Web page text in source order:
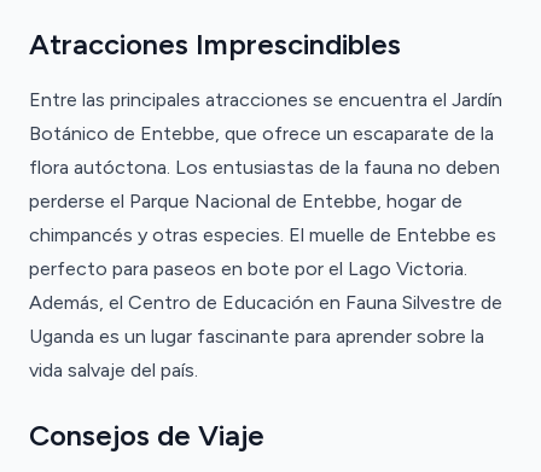
Atracciones Imprescindibles
Entre las principales atracciones se encuentra el Jardín
Botánico de Entebbe, que ofrece un escaparate de la
flora autóctona. Los entusiastas de la fauna no deben
perderse el Parque Nacional de Entebbe, hogar de
chimpancés y otras especies. El muelle de Entebbe es
perfecto para paseos en bote por el Lago Victoria.
Además, el Centro de Educación en Fauna Silvestre de
Uganda es un lugar fascinante para aprender sobre la
vida salvaje del país.
Consejos de Viaje